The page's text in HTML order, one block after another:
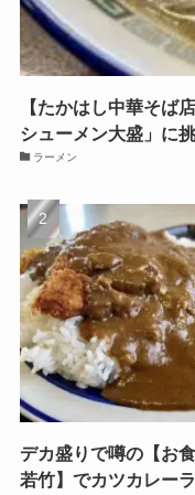
【たかはし中華そば
シューメン大盛」に
ラーメン
デカ盛りで噂の【お
若竹】でカツカレー